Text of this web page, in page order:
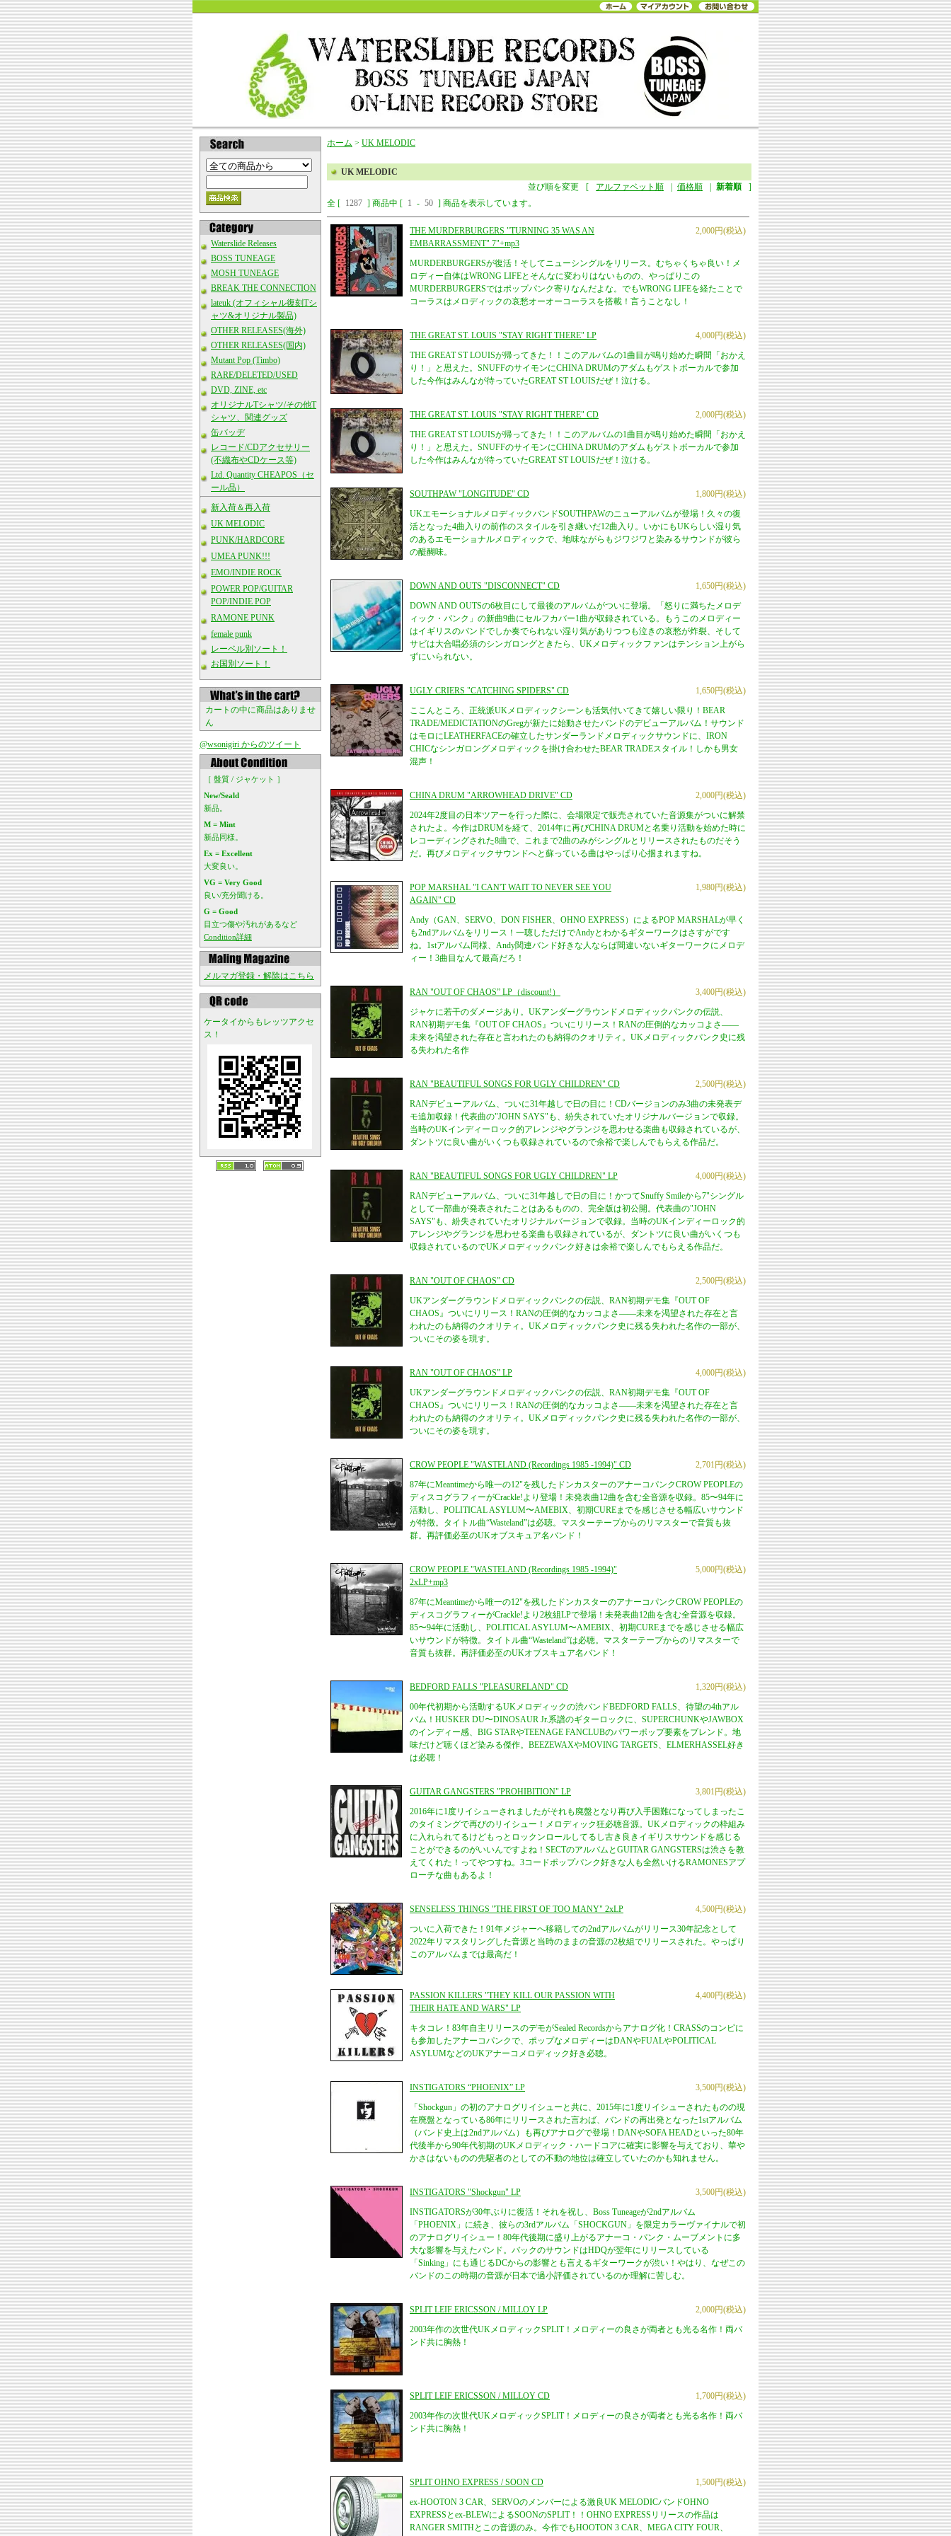
Waterslide Releases
BOSS TUNEAGE
MOSH TUNEAGE
BREAK THE CONNECTION
lateuk (オフィシャル復刻Tシ
ャツ&オリジナル製品)
OTHER RELEASES(海外)
OTHER RELEASES(国内)
Mutant Pop (Timbo)
RARE/DELETED/USED
DVD, ZINE, etc
オリジナルTシャツ/その他T
シャツ、関連グッズ
缶バッヂ
レコード/CDアクセサリー
(不織布やCDケース等)
Ltd. Quantity CHEAPOS（セ
ール品）
新入荷＆再入荷
UK MELODIC
PUNK/HARDCORE
UMEA PUNK!!!
EMO/INDIE ROCK
POWER POP/GUITAR
POP/INDIE POP
RAMONE PUNK
female punk
レーベル別ソート！
お国別ソート！
カートの中に商品はありませ
ん
@wsonigiri からのツイート
［ 盤質 / ジャケット ］
New/Seald
新品。
M = Mint
新品同様。
Ex = Excellent
大変良い。
VG = Very Good
良い/充分聞ける。
G = Good
目立つ傷や汚れがあるなど
Condition詳細
メルマガ登録・解除はこちら
ケータイからもレッツアクセ
ス！
ホーム > UK MELODIC
UK MELODIC
並び順を変更
[ アルファベット順 価格順 新着順
]
全 [ 1287 ] 商品中 [ 1 - 50 ] 商品を表示しています。
2,000円(税込)
THE MURDERBURGERS "TURNING 35 WAS AN
EMBARRASSMENT" 7"+mp3
MURDERBURGERSが復活！そしてニューシングルをリリース。むちゃくちゃ良い！メ
ロディー自体はWRONG LIFEとそんなに変わりはないものの、やっぱりこの
MURDERBURGERSではポップパンク寄りなんだよな。でもWRONG LIFEを経たことで
コーラスはメロディックの哀愁オーオーコーラスを搭載！言うことなし！
4,000円(税込)
THE GREAT ST. LOUIS "STAY RIGHT THERE" LP
THE GREAT ST LOUISが帰ってきた！！このアルバムの1曲目が鳴り始めた瞬間「おかえ
り！」と思えた。SNUFFのサイモンにCHINA DRUMのアダムもゲストボーカルで参加
した今作はみんなが待っていたGREAT ST LOUISだぜ！泣ける。
2,000円(税込)
THE GREAT ST. LOUIS "STAY RIGHT THERE" CD
THE GREAT ST LOUISが帰ってきた！！このアルバムの1曲目が鳴り始めた瞬間「おかえ
り！」と思えた。SNUFFのサイモンにCHINA DRUMのアダムもゲストボーカルで参加
した今作はみんなが待っていたGREAT ST LOUISだぜ！泣ける。
1,800円(税込)
SOUTHPAW "LONGITUDE" CD
UKエモーショナルメロディックバンドSOUTHPAWのニューアルバムが登場！久々の復
活となった4曲入りの前作のスタイルを引き継いだ12曲入り。いかにもUKらしい湿り気
のあるエモーショナルメロディックで、地味ながらもジワジワと染みるサウンドが彼ら
の醍醐味。
1,650円(税込)
DOWN AND OUTS "DISCONNECT" CD
DOWN AND OUTSの6枚目にして最後のアルバムがついに登場。「怒りに満ちたメロデ
ィック・パンク」の新曲9曲にセルフカバー1曲が収録されている。もうこのメロディー
はイギリスのバンドでしか奏でられない湿り気がありつつも泣きの哀愁が炸裂、そして
サビは大合唱必須のシンガロングときたら、UKメロディックファンはテンション上がら
ずにいられない。
1,650円(税込)
UGLY CRIERS "CATCHING SPIDERS" CD
ここんところ、正統派UKメロディックシーンも活気付いてきて嬉しい限り！BEAR
TRADE/MEDICTATIONのGregが新たに始動させたバンドのデビューアルバム！サウンド
はモロにLEATHERFACEの確立したサンダーランドメロディックサウンドに、IRON
CHICなシンガロングメロディックを掛け合わせたBEAR TRADEスタイル！しかも男女
混声！
2,000円(税込)
CHINA DRUM "ARROWHEAD DRIVE" CD
2024年2度目の日本ツアーを行った際に、会場限定で販売されていた音源集がついに解禁
されたよ。今作はDRUMを経て、2014年に再びCHINA DRUMと名乗り活動を始めた時に
レコーディングされた8曲で、これまで2曲のみがシングルとリリースされたものだそう
だ。再びメロディックサウンドへと蘇っている曲はやっぱり心掴まれますね。
1,980円(税込)
POP MARSHAL "I CAN'T WAIT TO NEVER SEE YOU
AGAIN" CD
Andy（GAN、SERVO、DON FISHER、OHNO EXPRESS）によるPOP MARSHALが早く
も2ndアルバムをリリース！一聴しただけでAndyとわかるギターワークはさすがです
ね。1stアルバム同様、Andy関連バンド好きな人ならば間違いないギターワークにメロデ
ィー！3曲目なんて最高だろ！
3,400円(税込)
RAN "OUT OF CHAOS” LP（discount!）
ジャケに若干のダメージあり。UKアンダーグラウンドメロディックパンクの伝説、
RAN初期デモ集『OUT OF CHAOS』ついにリリース！RANの圧倒的なカッコよさ――
未来を渇望された存在と言われたのも納得のクオリティ。UKメロディックパンク史に残
る失われた名作
2,500円(税込)
RAN "BEAUTIFUL SONGS FOR UGLY CHILDREN" CD
RANデビューアルバム、ついに31年越しで日の目に！CDバージョンのみ3曲の未発表デ
モ追加収録！代表曲の"JOHN SAYS"も、紛失されていたオリジナルバージョンで収録。
当時のUKインディーロック的アレンジやグランジを思わせる楽曲も収録されているが、
ダントツに良い曲がいくつも収録されているので余裕で楽しんでもらえる作品だ。
4,000円(税込)
RAN "BEAUTIFUL SONGS FOR UGLY CHILDREN" LP
RANデビューアルバム、ついに31年越しで日の目に！かつてSnuffy Smileから7"シングル
として一部曲が発表されたことはあるものの、完全版は初公開。代表曲の"JOHN
SAYS"も、紛失されていたオリジナルバージョンで収録。当時のUKインディーロック的
アレンジやグランジを思わせる楽曲も収録されているが、ダントツに良い曲がいくつも
収録されているのでUKメロディックパンク好きは余裕で楽しんでもらえる作品だ。
2,500円(税込)
RAN "OUT OF CHAOS” CD
UKアンダーグラウンドメロディックパンクの伝説、RAN初期デモ集『OUT OF
CHAOS』ついにリリース！RANの圧倒的なカッコよさ――未来を渇望された存在と言
われたのも納得のクオリティ。UKメロディックパンク史に残る失われた名作の一部が、
ついにその姿を現す。
4,000円(税込)
RAN "OUT OF CHAOS” LP
UKアンダーグラウンドメロディックパンクの伝説、RAN初期デモ集『OUT OF
CHAOS』ついにリリース！RANの圧倒的なカッコよさ――未来を渇望された存在と言
われたのも納得のクオリティ。UKメロディックパンク史に残る失われた名作の一部が、
ついにその姿を現す。
2,701円(税込)
CROW PEOPLE "WASTELAND (Recordings 1985 -1994)" CD
87年にMeantimeから唯一の12"を残したドンカスターのアナーコパンクCROW PEOPLEの
ディスコグラフィーがCrackle!より登場！未発表曲12曲を含む全音源を収録。85〜94年に
活動し、POLITICAL ASYLUM〜AMEBIX、初期CUREまでを感じさせる幅広いサウンド
が特徴。タイトル曲“Wasteland”は必聴。マスターテープからのリマスターで音質も抜
群。再評価必至のUKオブスキュア名バンド！
5,000円(税込)
CROW PEOPLE "WASTELAND (Recordings 1985 -1994)"
2xLP+mp3
87年にMeantimeから唯一の12"を残したドンカスターのアナーコパンクCROW PEOPLEの
ディスコグラフィーがCrackle!より2枚組LPで登場！未発表曲12曲を含む全音源を収録。
85〜94年に活動し、POLITICAL ASYLUM〜AMEBIX、初期CUREまでを感じさせる幅広
いサウンドが特徴。タイトル曲“Wasteland”は必聴。マスターテープからのリマスターで
音質も抜群。再評価必至のUKオブスキュア名バンド！
1,320円(税込)
BEDFORD FALLS "PLEASURELAND" CD
00年代初期から活動するUKメロディックの渋バンドBEDFORD FALLS、待望の4thアル
バム！HUSKER DU〜DINOSAUR Jr.系譜のギターロックに、SUPERCHUNKやJAWBOX
のインディー感、BIG STARやTEENAGE FANCLUBのパワーポップ要素をブレンド。地
味だけど聴くほど染みる傑作。BEEZEWAXやMOVING TARGETS、ELMERHASSEL好き
は必聴！
3,801円(税込)
GUITAR GANGSTERS "PROHIBITION" LP
2016年に1度リイシューされましたがそれも廃盤となり再び入手困難になってしまったこ
のタイミングで再びのリイシュー！メロディック狂必聴音源。UKメロディックの枠組み
に入れられてるけどもっとロックンロールしてるし古き良きイギリスサウンドを感じる
ことができるのがいいんですよね！SECTのアルバムとGUITAR GANGSTERSは渋さを教
えてくれた！ってやつすね。3コードポップパンク好きな人も全然いけるRAMONESアプ
ローチな曲もあるよ！
4,500円(税込)
SENSELESS THINGS "THE FIRST OF TOO MANY" 2xLP
ついに入荷できた！91年メジャーへ移籍しての2ndアルバムがリリース30年記念として
2022年リマスタリングした音源と当時のままの音源の2枚組でリリースされた。やっぱり
このアルバムまでは最高だ！
4,400円(税込)
PASSION KILLERS "THEY KILL OUR PASSION WITH
THEIR HATE AND WARS" LP
キタコレ！83年自主リリースのデモがSealed Recordsからアナログ化！CRASSのコンピに
も参加したアナーコパンクで、ポップなメロディーはDANやFUALやPOLITICAL
ASYLUMなどのUKアナーコメロディック好き必聴。
3,500円(税込)
INSTIGATORS “PHOENIX” LP
「Shockgun」の初のアナログリイシューと共に、2015年に1度リイシューされたものの現
在廃盤となっている86年にリリースされた言わば、バンドの再出発となった1stアルバム
（バンド史上は2ndアルバム）も再びアナログで登場！DANやSOFA HEADといった80年
代後半から90年代初期のUKメロディック・ハードコアに確実に影響を与えており、華や
かさはないものの先駆者のとしての不動の地位は確立していたのかも知れません。
3,500円(税込)
INSTIGATORS "Shockgun" LP
INSTIGATORSが30年ぶりに復活！それを祝し、Boss Tuneageが2ndアルバム
「PHOENIX」に続き、彼らの3rdアルバム「SHOCKGUN」を限定カラーヴァイナルで初
のアナログリイシュー！80年代後期に盛り上がるアナーコ・パンク・ムーブメントに多
大な影響を与えたバンド。バックのサウンドはHDQが翌年にリリースしている
「Sinking」にも通じるDCからの影響とも言えるギターワークが渋い！やはり、なぜこの
バンドのこの時期の音源が日本で過小評価されているのか理解に苦しむ。
2,000円(税込)
SPLIT LEIF ERICSSON / MILLOY LP
2003年作の次世代UKメロディックSPLIT！メロディーの良さが両者とも光る名作！両バ
ンド共に胸熱！
1,700円(税込)
SPLIT LEIF ERICSSON / MILLOY CD
2003年作の次世代UKメロディックSPLIT！メロディーの良さが両者とも光る名作！両バ
ンド共に胸熱！
1,500円(税込)
SPLIT OHNO EXPRESS / SOON CD
ex-HOOTON 3 CAR、SERVOのメンバーによる激良UK MELODICバンドOHNO
EXPRESSとex-BLEWによるSOONのSPLIT！！OHNO EXPRESSリリースの作品は
RANGER SMITHとこの音源のみ。今作でもHOOTON 3 CAR、MEGA CITY FOUR、